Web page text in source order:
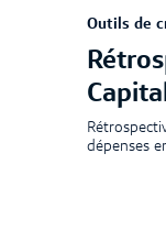
Outils de
dépenses